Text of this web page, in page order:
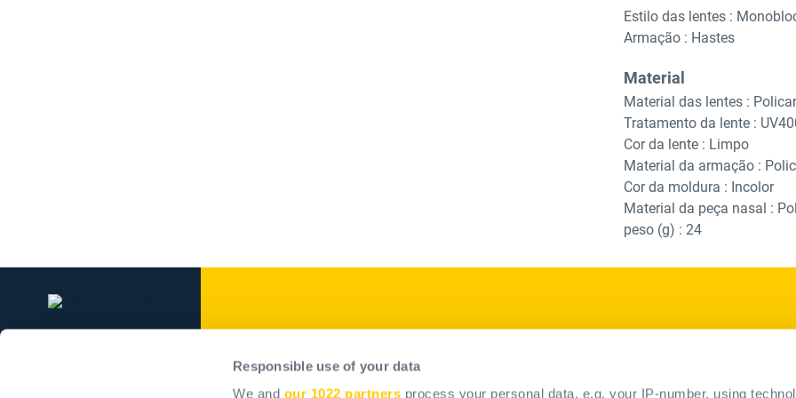
Responsible use of your data
We and our 1022 partners process your personal data, e.g. your IP-number, using
Estilo das lentes :
Armação : Hastes
Material
Material das lentes :
Tratamento da lente :
Cor da lente : Limpo
Material da armação :
Cor da moldura : Incolor
Material da peça nasal :
peso (g) : 24